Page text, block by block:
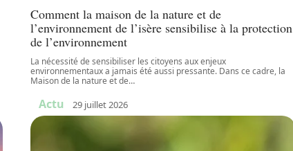
Comment la maison de la nature et de
l’environnement de l’isère sensibilise à la protection
de l’environnement
La nécessité de sensibiliser les citoyens aux enjeux
environnementaux a jamais été aussi pressante. Dans ce cadre, la
Maison de la nature et de…
Actu 29 juillet 2026